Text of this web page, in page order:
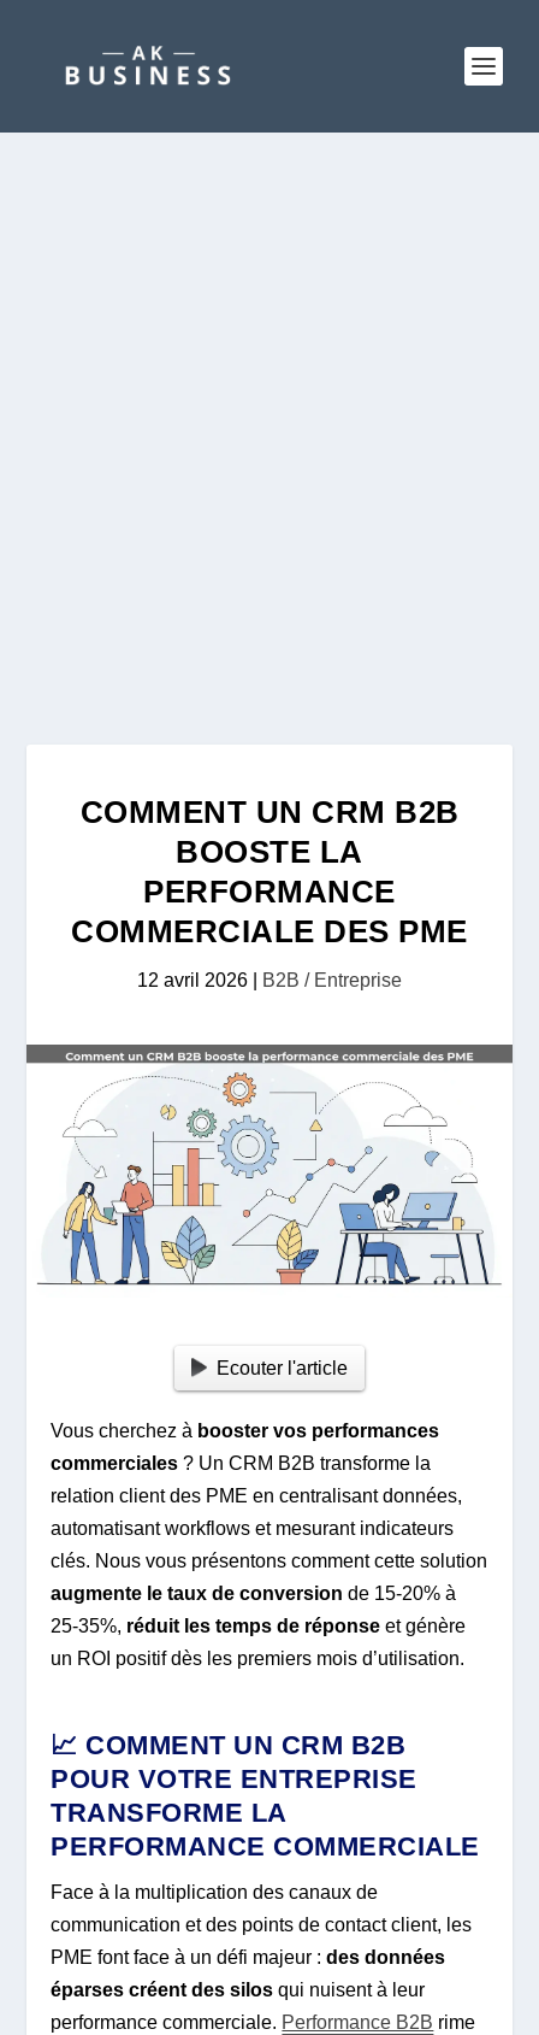
COMMENT UN CRM B2B
BOOSTE LA
PERFORMANCE
COMMERCIALE DES PME
12 avril 2026 B2B / Entreprise
Ecouter l'article
Vous cherchez à booster vos performances
commerciales ? Un CRM B2B transforme la
relation client des PME en centralisant données,
automatisant workflows et mesurant indicateurs
clés. Nous vous présentons comment cette solution
augmente le taux de conversion de 15-20% à
25-35%, réduit les temps de réponse et génère
un ROI positif dès les premiers mois d’utilisation.
📈 COMMENT UN CRM B2B
POUR VOTRE ENTREPRISE
TRANSFORME LA
PERFORMANCE COMMERCIALE
Face à la multiplication des canaux de
communication et des points de contact client, les
PME font face à un défi majeur :des données
éparses créent des silos qui nuisent à leur
performance commerciale. Performance B2B rime